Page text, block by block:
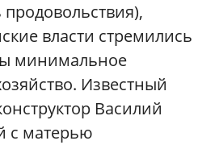
власти стремились
минимальное
Известный
Василий
с матерью